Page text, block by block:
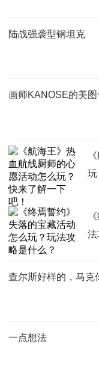
陆战强袭型钢坦克
画师KANOSE的美图
玩
法
查尔斯好样的，马克
一点想法